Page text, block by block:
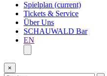
Spielplan (current)
Tickets & Service
Über Uns
SCHAUWALD Bar
EN
×